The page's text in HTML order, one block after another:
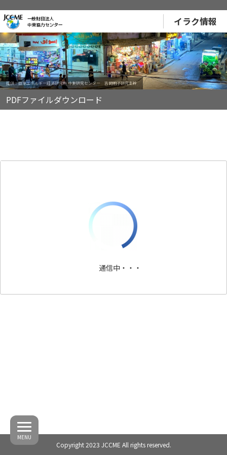
イラク情報
提供：日本エネルギー経済研究所 中東研究センター 吉岡明子研究主幹
MENU
PDFファイルダウンロード
Copyright 2023 JCCME All rights reserved.
通信中・・・